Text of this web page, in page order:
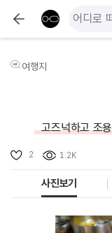
여행지
고즈넉하고 조
2 1.2K
사진보기